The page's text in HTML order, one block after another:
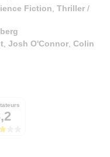
Fiction ,Thriller /
,Josh O'Connor ,Colin